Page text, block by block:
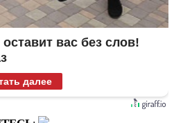
вас без слов!
далее